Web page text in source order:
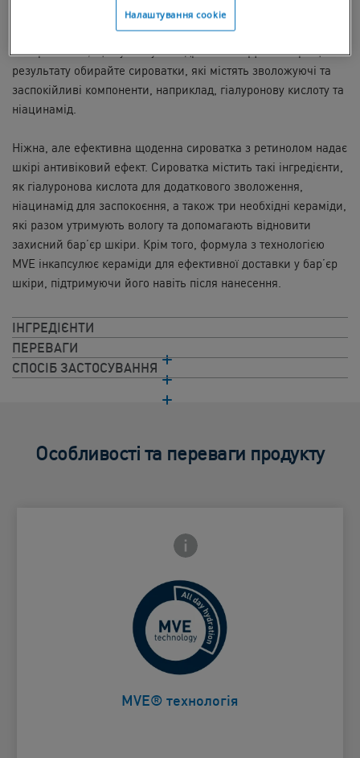
потребувати часу, щоб адаптуватися до ретинолу, тому
рекомендується поступово збільшувати частоту
використання, щоб уникнути подразнення. Для найкращого
результату обирайте сироватки, які містять зволожуючі та
заспокійливі компоненти, наприклад, гіалуронову кислоту та
ніацинамід.
Ніжна, але ефективна щоденна сироватка з ретинолом надає
шкірі антивіковий ефект. Сироватка містить такі інгредієнти,
як гіалуронова кислота для додаткового зволоження,
ніацинамід для заспокоєння, а також три необхідні кераміди,
які разом утримують вологу та допомагають відновити
захисний бар’єр шкіри. Крім того, формула з технологією
MVE інкапсулює кераміди для ефективної доставки у бар’єр
шкіри, підтримуючи його навіть після нанесення.
ІНГРЕДІЄНТИ
ПЕРЕВАГИ
СПОСІБ ЗАСТОСУВАННЯ
Особливості та переваги продукту
Frontside Info icon
MVE® технологія
Поступове зволоження протягом
дня
Налаштування cookie